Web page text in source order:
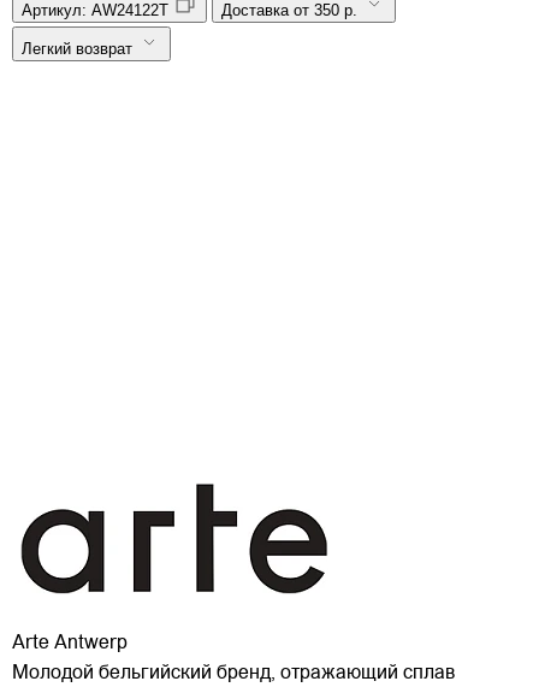
Артикул: AW24122T Доставка от 350 р.
Легкий возврат
Arte Antwerp
Молодой бельгийский бренд, отражающий сплав